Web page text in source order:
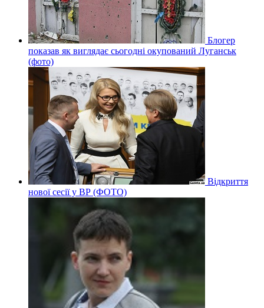
Блогер
показав як виглядає сьогодні окупований Луганськ
(фото)
Відкриття
нової сесії у ВР (ФОТО)